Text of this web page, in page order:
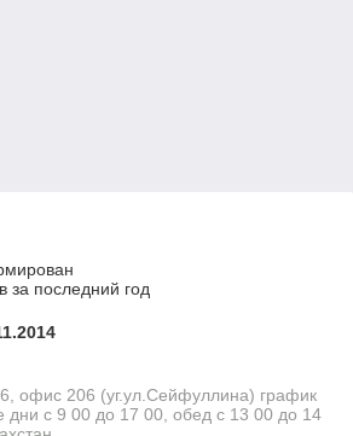
за последний год
офис 206 (уг.ул.Сейфуллина) график
дни с 9 00 до 17 00, обед с 13 00 до 14